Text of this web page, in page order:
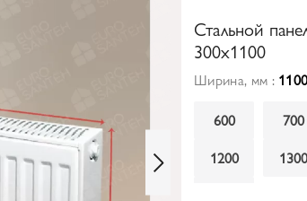
Стальной
300x1100
Ширина, мм :
600
700
1200